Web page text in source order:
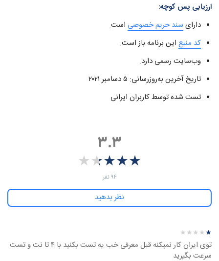
ارزیابی پس کوچه:
دارای سند حریم خصوصی است.
کد منبع این برنامه باز است.
وب‌سایت رسمی دارد.
تاریخ آخرین به‌روزرسانی‌: ۵ دسامبر ۲۰۲۱
تست شده توسط کاربران ایرانی
۳.۳
★★★★★
★
★
★
★
★
‫۹۴ نفر
نظر بدهید
نظر درباره ‫NewNode VPN - آی‌اواس★★★★★
★
★
★
★
★
توی ایران کار نمیکنه قبل معرفی خب یه تست بکنید با ۴ تا نت و تست
سرعت بگیرید